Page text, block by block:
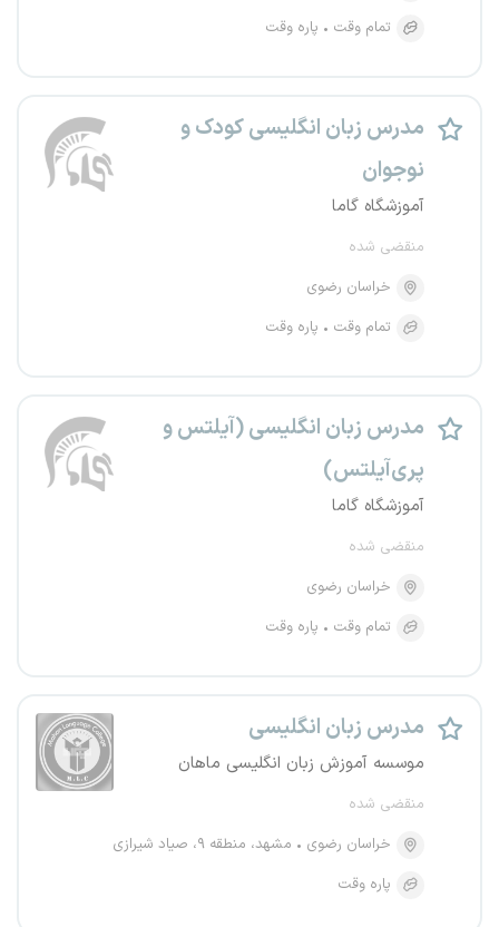
تمام وقت
پاره وقت
مدرس زبان انگلیسی کودک و
نوجوان
آموزشگاه گاما
منقضی شده
خراسان رضوی
تمام وقت
پاره وقت
مدرس زبان انگلیسی (آیلتس و
پری‌آیلتس)
آموزشگاه گاما
منقضی شده
خراسان رضوی
تمام وقت
پاره وقت
مدرس زبان انگلیسی
موسسه آموزش زبان انگلیسی ماهان
منقضی شده
خراسان رضوی
مشهد، منطقه ۹، صیاد شیرازی
پاره وقت